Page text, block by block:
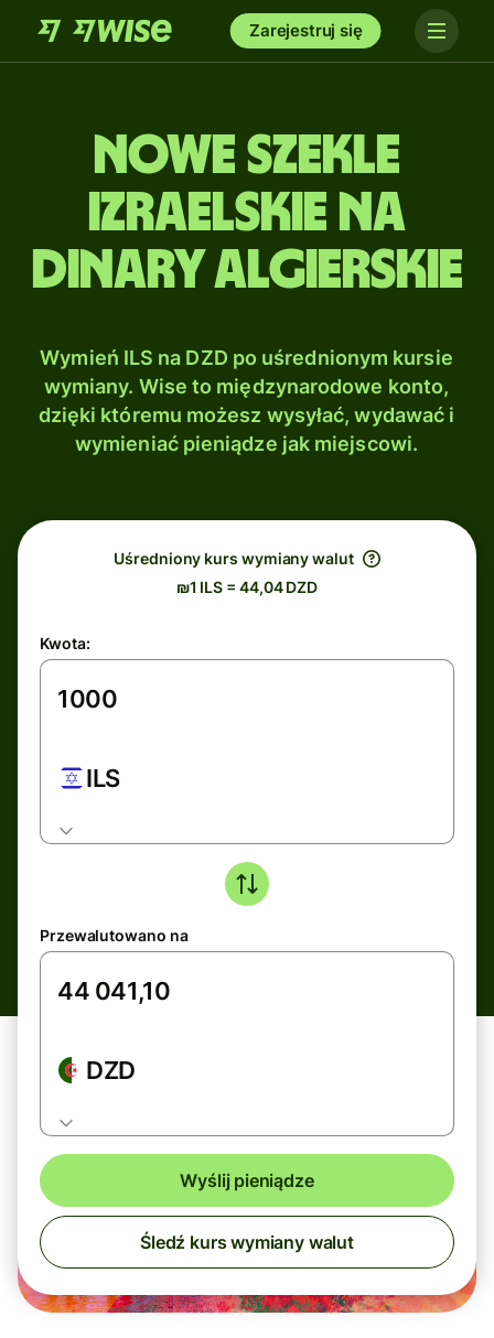
Zarejestruj się
Nowe szekle
izraelskie na
Dinary algierskie
Wymień ILS na DZD po uśrednionym kursie
wymiany. Wise to międzynarodowe konto,
dzięki któremu możesz wysyłać, wydawać i
wymieniać pieniądze jak miejscowi.
Uśredniony kurs wymiany walut
₪1 ILS = 44,04 DZD
Kwota:
ILS
Przewalutowano na
DZD
Wyślij pieniądze
Śledź kurs wymiany walut